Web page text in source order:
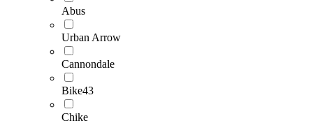
Abus
Urban Arrow
Cannondale
Bike43
Chike